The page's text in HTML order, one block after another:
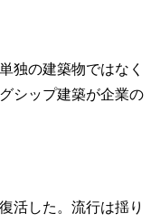
独の建築物ではなく
シップ建築が企業の
活した。流行は揺り